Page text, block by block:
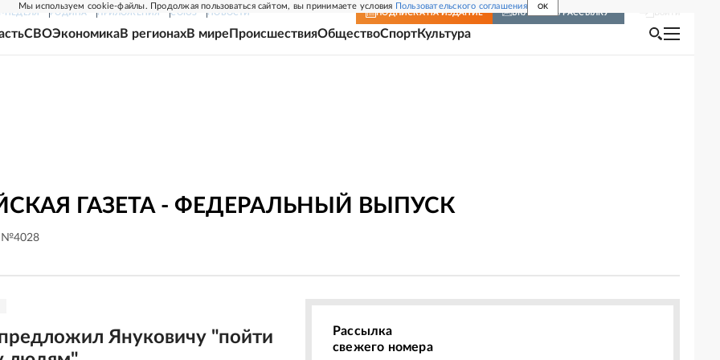
Мы используем cookie-файлы. Продолжая пользоваться сайтом, вы принимаете условия Пользовательского соглашения OK
НЕДЕЛЯ РОДИНА ПРИЛОЖЕНИЯ СОЮЗ НОВОСТИ ПОДПИСКА НА ИЗДАНИЕ ВКЛЮЧИТЬ РАССЫЛКУ
СВОЭкономикаВ регионахВ мире ПроисшествияОбществоСпортКультура
ГАЗЕТА - ФЕДЕРАЛЬНЫЙ ВЫПУСК
№4028
Януковичу "пойти
Рассылка
свежего номера